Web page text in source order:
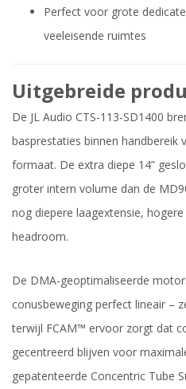
Perfect voor grote
veeleisende ruimtes
Uitgebreide
De JL Audio CTS-113-SD1400
basprestaties binnen handbereik
formaat. De extra diepe 14”
groter intern volume dan de
nog diepere laagextensie,
headroom.
De DMA-geoptimaliseerde
conusbeweging perfect lineair –
terwijl FCAM™ ervoor zorgt dat
gecentreerd blijven voor
gepatenteerde Concentric Tube